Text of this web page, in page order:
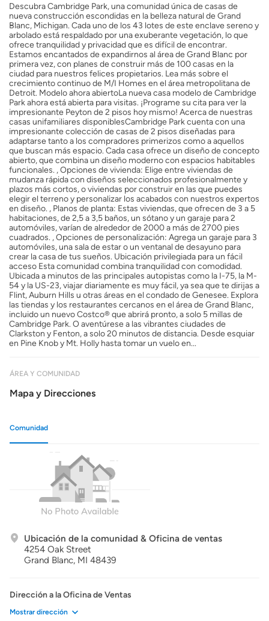
Descubra Cambridge Park, una comunidad única de casas de
nueva construcción escondidas en la belleza natural de Grand
Blanc, Michigan. Cada uno de los 43 lotes de este enclave sereno y
arbolado está respaldado por una exuberante vegetación, lo que
ofrece tranquilidad y privacidad que es difícil de encontrar.
Estamos encantados de expandirnos al área de Grand Blanc por
primera vez, con planes de construir más de 100 casas en la
ciudad para nuestros felices propietarios. Lea más sobre el
crecimiento continuo de M/I Homes en el área metropolitana de
Detroit. Modelo ahora abiertoLa nueva casa modelo de Cambridge
Park ahora está abierta para visitas. ¡Programe su cita para ver la
impresionante Peyton de 2 pisos hoy mismo! Acerca de nuestras
casas unifamiliares disponiblesCambridge Park cuenta con una
impresionante colección de casas de 2 pisos diseñadas para
adaptarse tanto a los compradores primerizos como a aquellos
que buscan más espacio. Cada casa ofrece un diseño de concepto
abierto, que combina un diseño moderno con espacios habitables
funcionales. , Opciones de vivienda: Elige entre viviendas de
mudanza rápida con diseños seleccionados profesionalmente y
plazos más cortos, o viviendas por construir en las que puedes
elegir el terreno y personalizar los acabados con nuestros expertos
en diseño. , Planos de planta: Estas viviendas, que ofrecen de 3 a 5
habitaciones, de 2,5 a 3,5 baños, un sótano y un garaje para 2
automóviles, varían de alrededor de 2000 a más de 2700 pies
cuadrados. , Opciones de personalización: Agrega un garaje para 3
automóviles, una sala de estar o un ventanal de desayuno para
crear la casa de tus sueños. Ubicación privilegiada para un fácil
acceso Esta comunidad combina tranquilidad con comodidad.
Ubicada a minutos de las principales autopistas como la I-75, la M-
54 y la US-23, viajar diariamente es muy fácil, ya sea que te dirijas a
Flint, Auburn Hills u otras áreas en el condado de Genesee. Explora
las tiendas y los restaurantes cercanos en el área de Grand Blanc,
incluido un nuevo Costco® que abrirá pronto, a solo 5 millas de
Cambridge Park. O aventúrese a las vibrantes ciudades de
Clarkston y Fenton, a solo 20 minutos de distancia. Desde esquiar
en Pine Knob y Mt. Holly hasta tomar un vuelo en...
ÁREA Y COMUNIDAD
Mapa y Direcciones
Comunidad
Ubicación de la comunidad & Oficina de ventas
4254 Oak Street
Grand Blanc, MI 48439
Dirección a la Oficina de Ventas
Mostrar dirección